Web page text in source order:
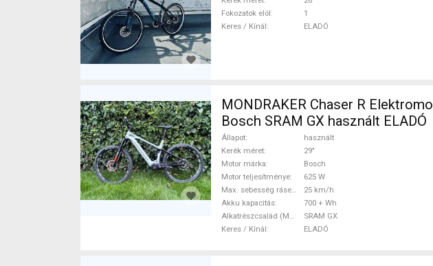
Fokozatok elöl
1
Keres / Kínál
ELADÓ
MONDRAKER Chaser R
Bosch SRAM GX használt ELADÓ
Állapot
használt
Kerék méret
29"
Motor márka
Bosch
Motor teljesítménye
625 W
Max. sebesség rásegítéssel
25 km/h
Akku kapacitás
700 + Wh
Alkatrészcsalád (MTB)
SRAM GX
Keres / Kínál
ELADÓ